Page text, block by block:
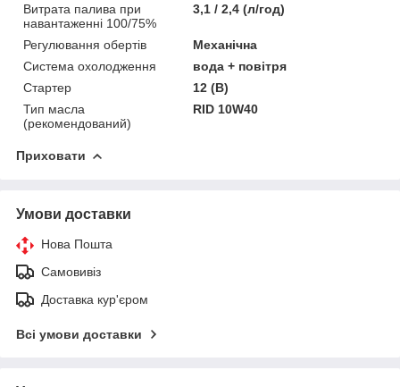
Витрата палива при
навантаженні 100/75%
3,1 / 2,4 (л/год)
Регулювання обертів
Механічна
Система охолодження
вода + повітря
Стартер
12 (В)
Тип масла
(рекомендований)
RID 10W40
Приховати
Умови доставки
Нова Пошта
Самовивіз
Доставка кур'єром
Всі умови доставки